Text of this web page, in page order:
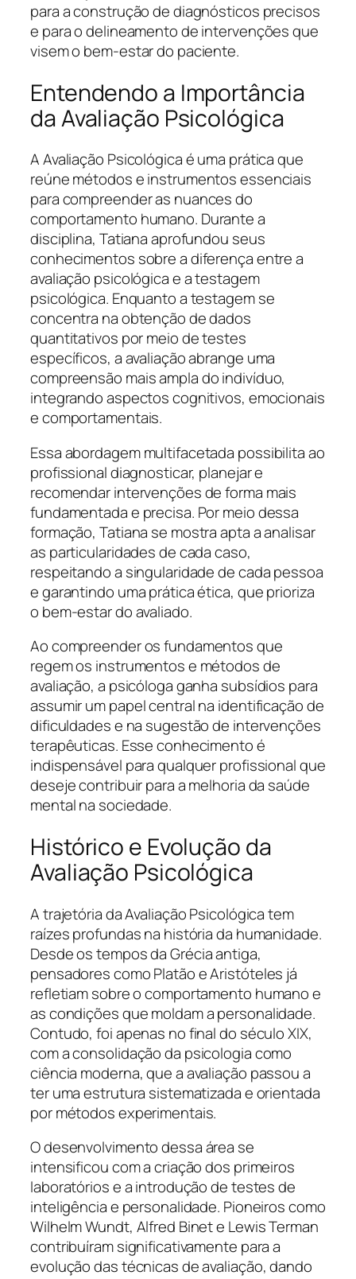
para a construção de diagnósticos precisos
e para o delineamento de intervenções que
visem o bem-estar do paciente.
Entendendo a Importância
da Avaliação Psicológica
A Avaliação Psicológica é uma prática que
reúne métodos e instrumentos essenciais
para compreender as nuances do
comportamento humano. Durante a
disciplina, Tatiana aprofundou seus
conhecimentos sobre a diferença entre a
avaliação psicológica e a testagem
psicológica. Enquanto a testagem se
concentra na obtenção de dados
quantitativos por meio de testes
específicos, a avaliação abrange uma
compreensão mais ampla do indivíduo,
integrando aspectos cognitivos, emocionais
e comportamentais.
Essa abordagem multifacetada possibilita ao
profissional diagnosticar, planejar e
recomendar intervenções de forma mais
fundamentada e precisa. Por meio dessa
formação, Tatiana se mostra apta a analisar
as particularidades de cada caso,
respeitando a singularidade de cada pessoa
e garantindo uma prática ética, que prioriza
o bem-estar do avaliado.
Ao compreender os fundamentos que
regem os instrumentos e métodos de
avaliação, a psicóloga ganha subsídios para
assumir um papel central na identificação de
dificuldades e na sugestão de intervenções
terapêuticas. Esse conhecimento é
indispensável para qualquer profissional que
deseje contribuir para a melhoria da saúde
mental na sociedade.
Histórico e Evolução da
Avaliação Psicológica
A trajetória da Avaliação Psicológica tem
raízes profundas na história da humanidade.
Desde os tempos da Grécia antiga,
pensadores como Platão e Aristóteles já
refletiam sobre o comportamento humano e
as condições que moldam a personalidade.
Contudo, foi apenas no final do século XIX,
com a consolidação da psicologia como
ciência moderna, que a avaliação passou a
ter uma estrutura sistematizada e orientada
por métodos experimentais.
O desenvolvimento dessa área se
intensificou com a criação dos primeiros
laboratórios e a introdução de testes de
inteligência e personalidade. Pioneiros como
Wilhelm Wundt, Alfred Binet e Lewis Terman
contribuíram significativamente para a
evolução das técnicas de avaliação, dando